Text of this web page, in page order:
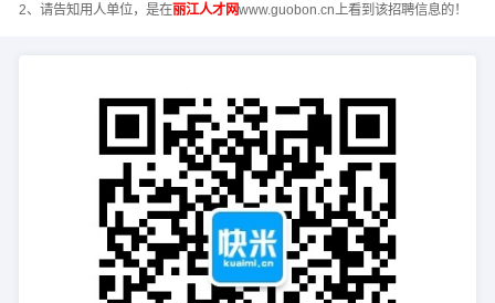
2、请告知用人单位，是在丽江人才网www.guobon.cn上看到该招聘信息的！